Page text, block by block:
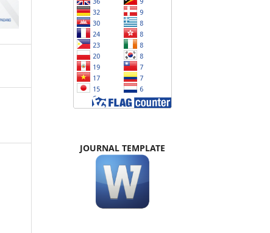
JOURNAL TEMPLATE